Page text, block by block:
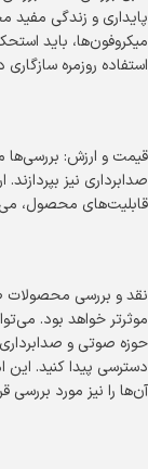
پایداری و زندگی
میکروفون‌ها، باید
استفاده روزمره سازگاری
قیمت و ارزش:
صدابرداری نیز
قابلیت‌های محصول،
نقد و بررسی محصولات
موثرتر خواهد بود.
حوزه صوتی و
دسترسی پیدا کنید. این
آن‌ها را نیز مورد بررسی